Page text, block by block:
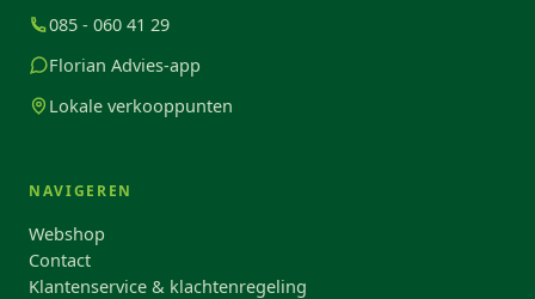
085 - 060 41 29
Florian Advies-app
Lokale verkooppunten
NAVIGEREN
Webshop
Contact
Klantenservice & klachtenregeling